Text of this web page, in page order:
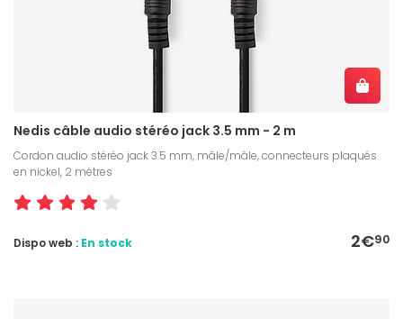
Nedis câble audio stéréo jack 3.5 mm - 2 m
Cordon audio stéréo jack 3.5 mm, mâle/mâle, connecteurs plaqués
en nickel, 2 mètres
2€90
Dispo web : En stock